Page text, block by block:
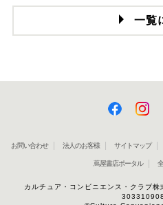
一覧
お問い合わせ 法人のお客様 サイトマップ
蔦屋書店ポータル
カルチュア・コンビニエンス・クラ